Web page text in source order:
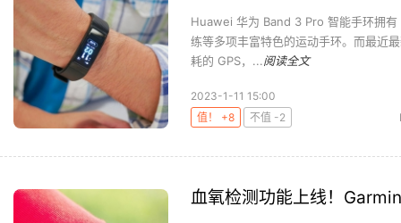
Huawei 华为 Band 3 Pro 智能手环拥
练等多项丰富特色的运动手环。而最近
耗的 GPS，...阅读全文
2023-1-11 15:00
值！ +8
不值 -2
血氧检测功能上线！